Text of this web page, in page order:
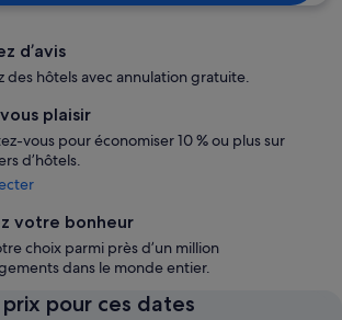
d’avis
des hôtels avec annulation gratuite.
plaisir
vous pour économiser 10 % ou plus sur
d’hôtels.
votre bonheur
choix parmi près d’un million
dans le monde entier.
pour ces dates